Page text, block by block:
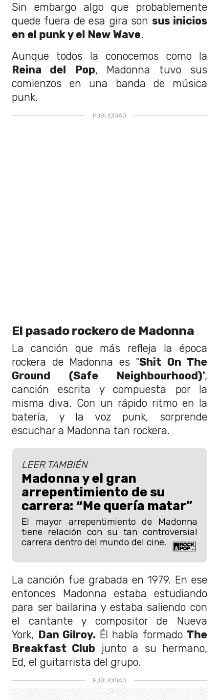
Sin embargo algo que probablemente
quede fuera de esa gira son sus inicios
en el punk y el New Wave.
Aunque todos la conocemos como la
Reina del Pop, Madonna tuvo sus
comienzos en una banda de música
punk.
El pasado rockero de Madonna
La canción que más refleja la época
rockera de Madonna es "Shit On The
Ground (Safe Neighbourhood)",
canción escrita y compuesta por la
misma diva. Con un rápido ritmo en la
batería, y la voz punk, sorprende
escuchar a Madonna tan rockera.
LEER TAMBIÉN
Madonna y el gran
arrepentimiento de su
carrera: “Me quería matar”
El mayor arrepentimiento de Madonna
tiene relación con su tan controversial
carrera dentro del mundo del cine.
La canción fue grabada en 1979. En ese
entonces Madonna estaba estudiando
para ser bailarina y estaba saliendo con
el cantante y compositor de Nueva
York, Dan Gilroy. Él había formado The
Breakfast Club junto a su hermano,
Ed, el guitarrista del grupo.